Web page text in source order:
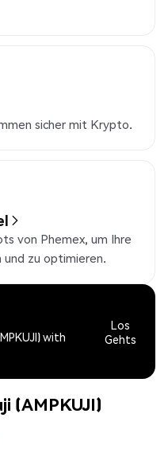
sicher mit Krypto.
von Phemex, um Ihre
zu optimieren.
with
Los
Gehts
(AMPKUJI)